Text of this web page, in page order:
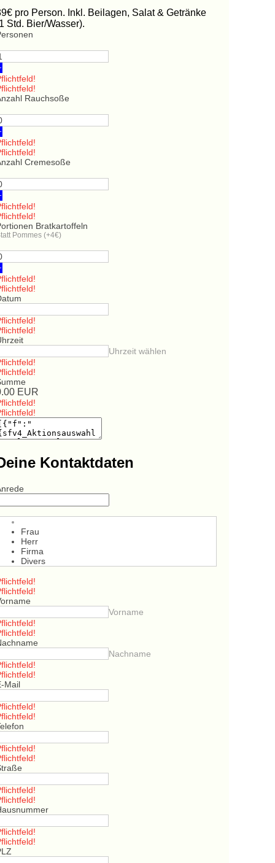
pro Person. Inkl. Beilagen, Salat & Getränke
Std. Bier/Wasser).
Rauchsoße
Cremesoße
Bratkartoffeln
Pommes (+4€)
Uhrzeit wählen
EUR
Kontaktdaten
Frau
Herr
Firma
Divers
Vorname
Nachname
Mail